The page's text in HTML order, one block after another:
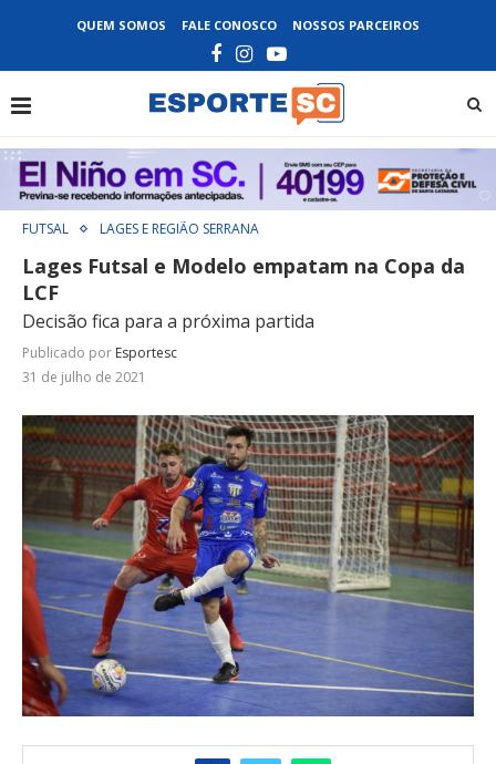
QUEM SOMOS FALE CONOSCO NOSSOS PARCEIROS
FUTSAL LAGES E REGIÃO SERRANA
Lages Futsal e Modelo empatam na Copa da
LCF
Decisão fica para a próxima partida
Publicado por Esportesc
31 de julho de 2021